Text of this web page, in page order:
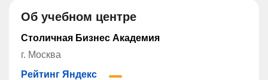
Об учебном центре
Столичная Бизнес Академия
г. Москва
Рейтинг Яндекс